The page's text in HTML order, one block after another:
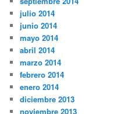
julio 2014
junio 2014
mayo 2014
abril 2014
marzo 2014
febrero 2014
enero 2014
diciembre 2013
noviembre 2013